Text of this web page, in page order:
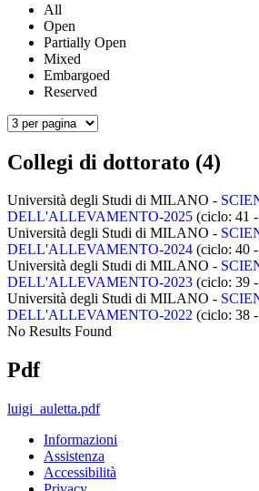
All
Open
Partially Open
Mixed
Embargoed
Reserved
Collegi di dottorato (4)
Università degli Studi di MILANO -
DELL'ALLEVAMENTO-2025 (ciclo: 41
Università degli Studi di MILANO -
DELL'ALLEVAMENTO-2024 (ciclo: 40
Università degli Studi di MILANO -
DELL'ALLEVAMENTO-2023 (ciclo: 39
Università degli Studi di MILANO -
DELL'ALLEVAMENTO-2022 (ciclo: 38
No Results Found
Pdf
luigi_auletta.pdf
Informazioni
Assistenza
Accessibilità